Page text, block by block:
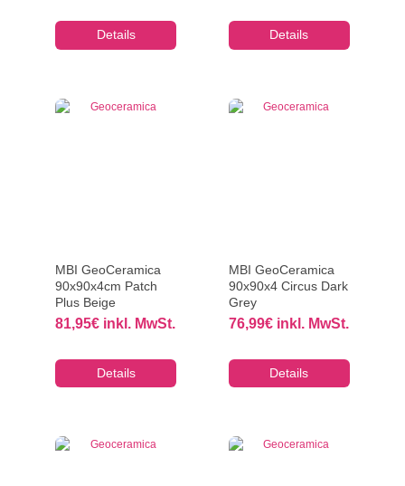
Details Details
MBI GeoCeramica
90x90x4cm Patch
Plus Beige
81,95€ inkl. MwSt.
Details
MBI GeoCeramica
90x90x4 Circus Dark
Grey
76,99€ inkl. MwSt.
Details